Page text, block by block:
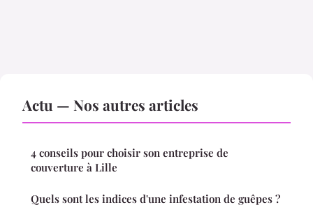
Actu — Nos autres articles
4 conseils pour choisir son entreprise de
couverture à Lille
Quels sont les indices d'une infestation de guêpes ?